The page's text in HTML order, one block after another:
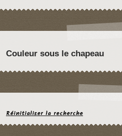
Couleur sous le chapeau
Réinitialiser la recherche